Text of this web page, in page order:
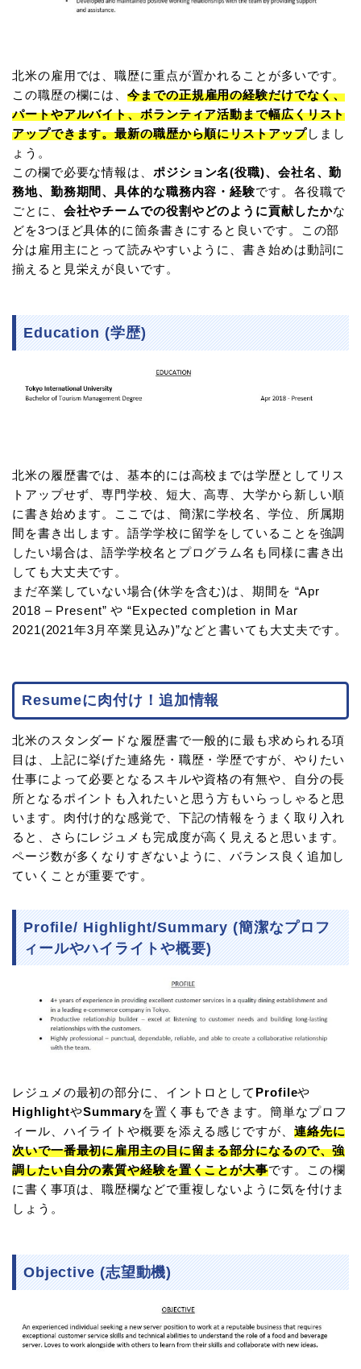
北米の雇用では、職歴に重点が置かれることが多いです。
この職歴の欄には、今までの正規雇用の経験だけでなく、
パートやアルバイト、ボランティア活動まで幅広くリスト
アップできます。最新の職歴から順にリストアップしまし
ょう。
この欄で必要な情報は、 ポジション名(役職)、会社名、勤
務地、勤務期間、具体的な職務内容・経験です。各役職で
ごとに、 会社やチームでの役割やどのように貢献したかな
どを3つほど具体的に箇条書きにすると良いです。この部
分は雇用主にとって読みやすいように、書き始めは動詞に
揃えると見栄えが良いです。
Education (学歴)
北米の履歴書では、基本的には高校までは学歴としてリス
トアップせず、専門学校、短大、高専、大学から新しい順
に書き始めます。ここでは、簡潔に学校名、学位、所属期
間を書き出します。語学学校に留学をしていることを強調
したい場合は、語学学校名とプログラム名も同様に書き出
しても大丈夫です。
まだ卒業していない場合(休学を含む)は、期間を “Apr
2018 – Present” や “Expected completion in Mar
2021(2021年3月卒業見込み)”などと書いても大丈夫です。
Resumeに肉付け！追加情報
北米のスタンダードな履歴書で一般的に最も求められる項
目は、上記に挙げた連絡先・職歴・学歴ですが、やりたい
仕事によって必要となるスキルや資格の有無や、自分の長
所となるポイントも入れたいと思う方もいらっしゃると思
います。肉付け的な感覚で、下記の情報をうまく取り入れ
ると、さらにレジュメも完成度が高く見えると思います。
ページ数が多くなりすぎないように、バランス良く追加し
ていくことが重要です。
Profile/ Highlight/Summary (簡潔なプロフ
ィールやハイライトや概要)
レジュメの最初の部分に、イントロとして Profileや
HighlightやSummaryを置く事もできます。簡単なプロフ
ィール、ハイライトや概要を添える感じですが、 連絡先に
次いで一番最初に雇用主の目に留まる部分になるので、強
調したい自分の素質や経験を置くことが大事です。この欄
に書く事項は、職歴欄などで重複しないように気を付けま
しょう。
Objective (志望動機)